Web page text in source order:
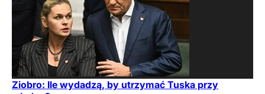
Ziobro: Ile wydadzą, by utrzymać Tuska przy